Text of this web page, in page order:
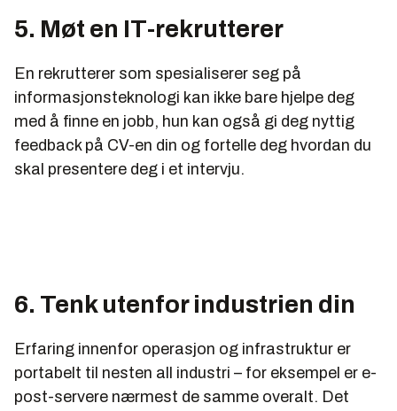
5. Møt en IT-rekrutterer
En rekrutterer som spesialiserer seg på
informasjonsteknologi kan ikke bare hjelpe deg
med å finne en jobb, hun kan også gi deg nyttig
feedback på CV-en din og fortelle deg hvordan du
skal presentere deg i et intervju.
6. Tenk utenfor industrien din
Erfaring innenfor operasjon og infrastruktur er
portabelt til nesten all industri – for eksempel er e-
post-servere nærmest de samme overalt. Det